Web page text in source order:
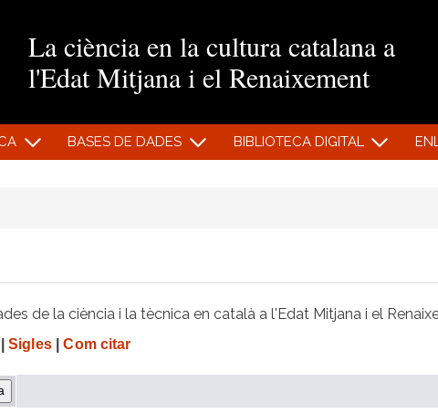
La ciència en la cultura catalana a
l'Edat Mitjana i el Renaixement
BASES DE DADES BIBLIOTECA DIGITAL
de la ciència i la tècnica en català a l'Edat Mitjana i el
Sigles| Com citar